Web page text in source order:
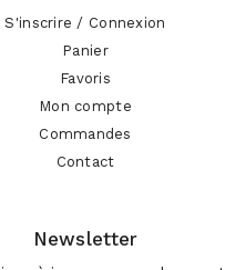
S'inscrire / Connexion
Panier
Favoris
Mon compte
Commandes
Contact
Newsletter